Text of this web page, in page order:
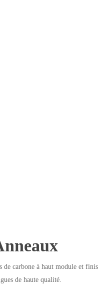
de carbone à haut module et finis
de haute qualité.